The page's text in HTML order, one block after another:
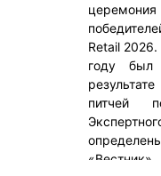
Retail
году
питчей